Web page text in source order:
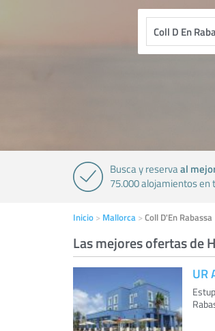
Busca y reservaal
75.000 alojamientos en
Inicio Mallorca Coll D'En Rabassa
Las mejores ofertas de
UR